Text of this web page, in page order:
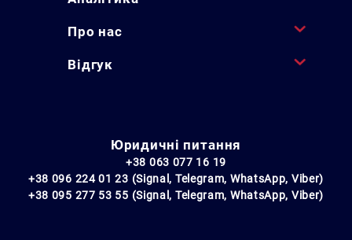
Про нас
Відгук
Юридичні питання
+38 063 077 16 19
+38 096 224 01 23 (Signal, Telegram, WhatsApp, Viber)
+38 095 277 53 55 (Signal, Telegram, WhatsApp, Viber)